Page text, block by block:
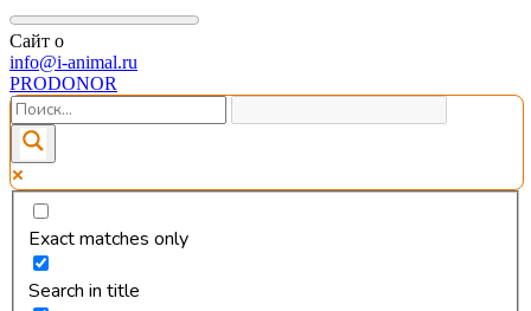
Сайт о
info@i-animal.ru
PRODONOR
Exact matches only
Search in title